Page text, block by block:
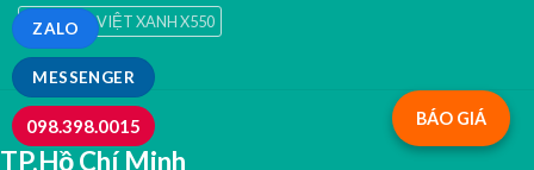
MESSENGER
ZALO
098.398.0015
Xe đẩy tay VIỆT XANH X550
TP.Hồ Chí Minh
BÁO GIÁ